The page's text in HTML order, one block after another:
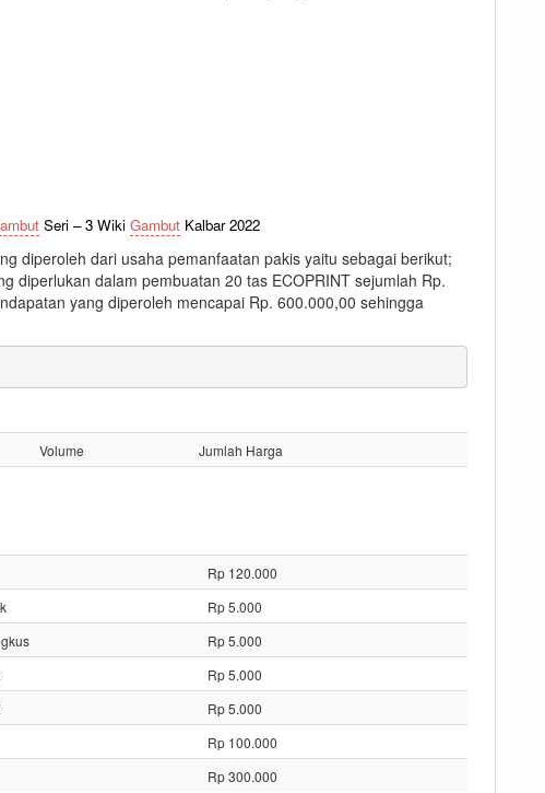
Seri – 3 Wiki Gambut Kalbar 2022
diperoleh dari usaha pemanfaatan pakis yaitu sebagai berikut;
diperlukan dalam pembuatan 20 tas ECOPRINT sejumlah Rp.
yang diperoleh mencapai Rp. 600.000,00 sehingga
Volume
Jumlah Harga
Rp 120.000
Rp 5.000
Rp 5.000
Rp 5.000
Rp 5.000
Rp 100.000
Rp 300.000